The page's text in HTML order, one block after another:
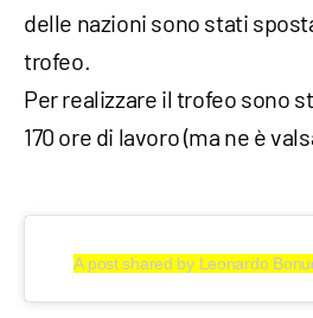
delle nazioni sono stati
trofeo.
Per realizzare il trofeo sono
170 ore di lavoro (ma ne è
A post shared by Leonardo